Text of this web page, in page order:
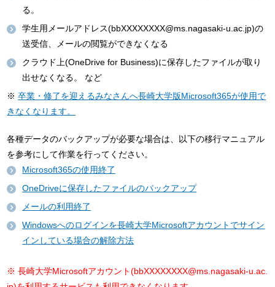
る。
学生用メールアドレス(bbXXXXXXXX@ms.nagasaki-u.ac.jp)の
送受信、メールの閲覧ができなくなる
クラウド上(OneDrive for Business)に保存したファイルが取り
出せなくなる。 など
※卒業・修了を迎えるみなさんへ長崎大学版Microsoft365が使用で
きなくなります。
各種データのバックアップが必要な場合は、以下の移行マニュアル
を参考にして作業を行ってください。
Microsoft365の使用終了
OneDriveに保存したファイルのバックアップ
メールの利用終了
Windowsへのログインを長崎大学Microsoftアカウントでサイン
インしている場合の解除方法
※ 長崎大学Microsoftアカウント(bbXXXXXXXX@ms.nagasaki-u.ac.